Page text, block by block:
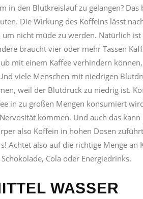
in den Blutkreislauf zu gelangen?
Die Wirkung des Koffeins lässt
nicht müde zu werden. Natürlich
braucht vier oder mehr Tassen
mit einem Kaffee verhindern
viele Menschen mit niedrigen
weil der Blutdruck zu niedrig ist.
in zu großen Mengen konsumiert
kommen. Und auch das
also Koffein in hohen Dosen
Achtet also auf die richtige Menge
Cola oder Energiedrinks.
WASSER